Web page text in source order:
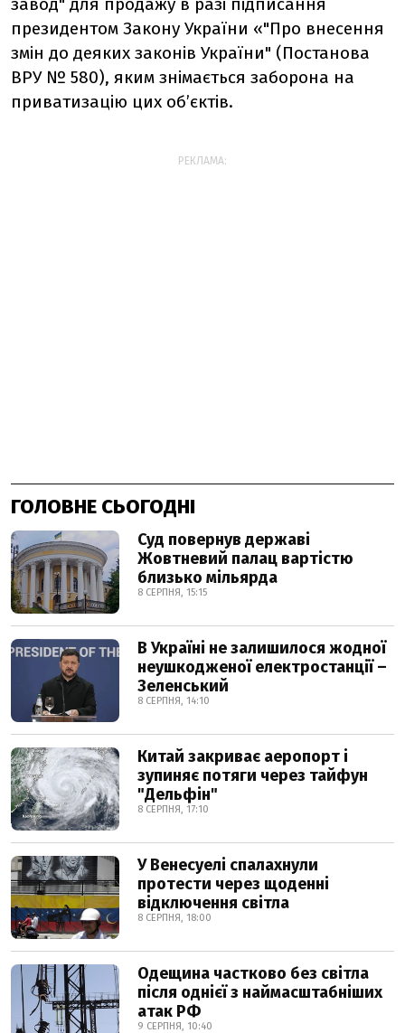
президентом Закону України «"Про внесення
змін до деяких законів України" (Постанова
ВРУ № 580), яким знімається заборона на
приватизацію цих об’єктів.
РЕКЛАМА:
ГОЛОВНЕ СЬОГОДНІ
Суд повернув державі
Жовтневий палац вартістю
близько мільярда
8 СЕРПНЯ, 15:15
В Україні не залишилося жодної
неушкодженої електростанції –
Зеленський
8 СЕРПНЯ, 14:10
Китай закриває аеропорт і
зупиняє потяги через тайфун
"Дельфін"
8 СЕРПНЯ, 17:10
У Венесуелі спалахнули
протести через щоденні
відключення світла
8 СЕРПНЯ, 18:00
Одещина частково без світла
після однієї з наймасштабніших
атак РФ
9 СЕРПНЯ, 10:40